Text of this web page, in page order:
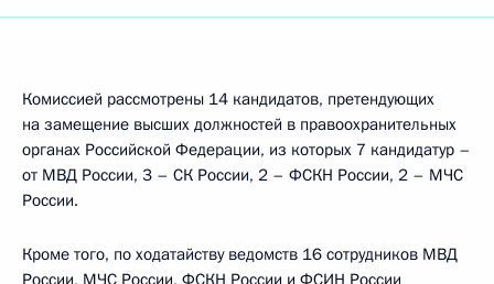
Комиссией рассмотрены 14 кандидатов, претендующих
на замещение высших должностей в правоохранительных
органах Российской Федерации, из которых 7 кандидатур –
от МВД России, 3 – СК России, 2 – ФСКН России, 2 – МЧС
России.
Кроме того, по ходатайству ведомств 16 сотрудников МВД
России, МЧС России, ФСКН России и ФСИН России